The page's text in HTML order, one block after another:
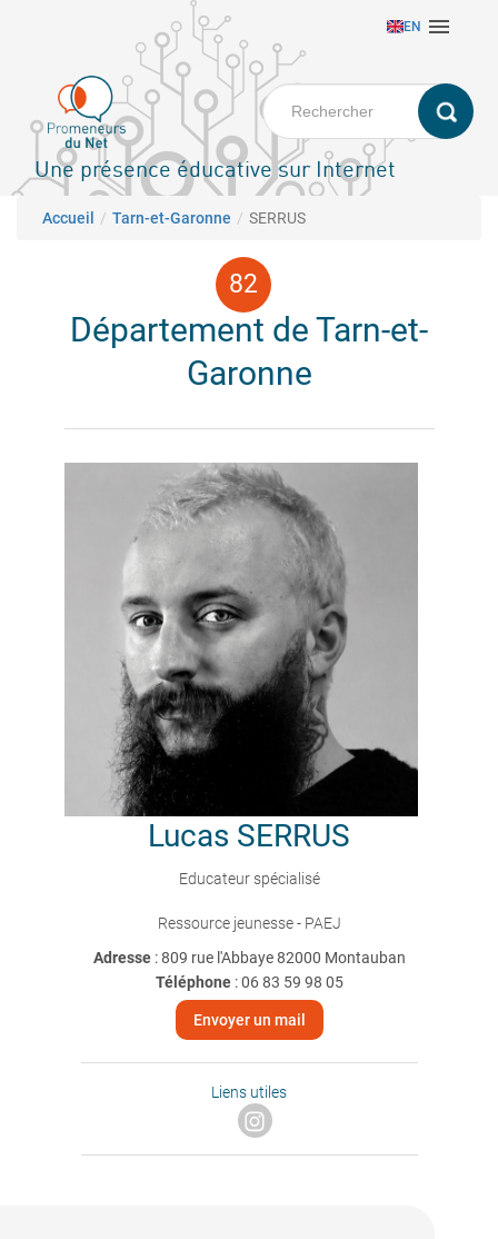
principal
EN 
Une présence éducative sur Internet
Fil d'Ariane
Accueil Tarn-et-Garonne SERRUS
Département de Tarn-et-
Garonne
Lucas SERRUS
Educateur spécialisé
Ressource jeunesse - PAEJ
Adresse : 809 rue l'Abbaye 82000 Montauban
Téléphone:06 83 59 98 05
Envoyer un mail
Liens utiles